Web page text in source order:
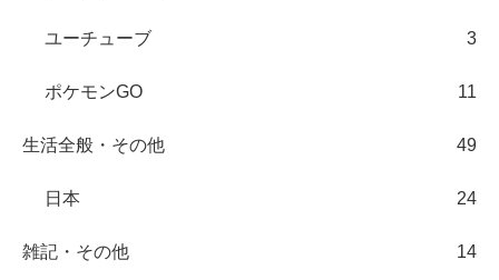
ユーチューブ 3
ポケモンGO 11
生活全般・その他 49
日本 24
雑記・その他 14